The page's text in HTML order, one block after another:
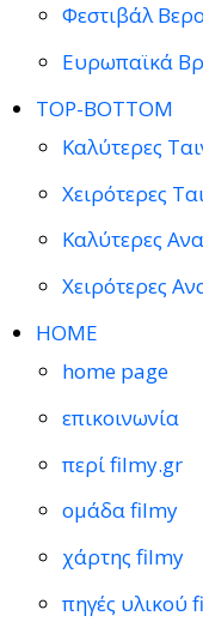
Φεστιβάλ
Ευρωπαϊκά
TOP-BOTTOM
Καλύτερες
Χειρότερες
Καλύτερες
Χειρότερες
HOME
home page
επικοινωνία
περί filmy.gr
ομάδα filmy
χάρτης filmy
πηγές υλικού